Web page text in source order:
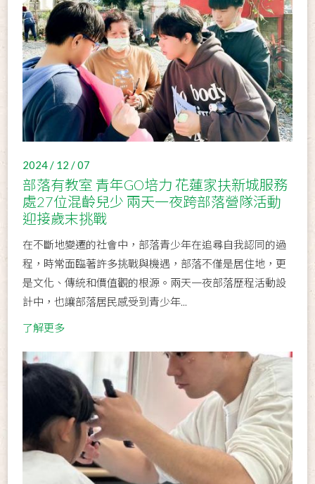
2024 / 12 / 07
部落有教室 青年GO培力 花蓮家扶新城服務
處27位混齡兒少 兩天一夜跨部落營隊活動
迎接歲末挑戰
在不斷地變遷的社會中，部落青少年在追尋自我認同的過
程，時常面臨著許多挑戰與機遇，部落不僅是居住地，更
是文化、傳統和價值觀的根源。兩天一夜部落歷程活動設
計中，也讓部落居民感受到青少年...
了解更多